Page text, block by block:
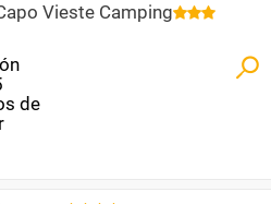
Vieste Camping